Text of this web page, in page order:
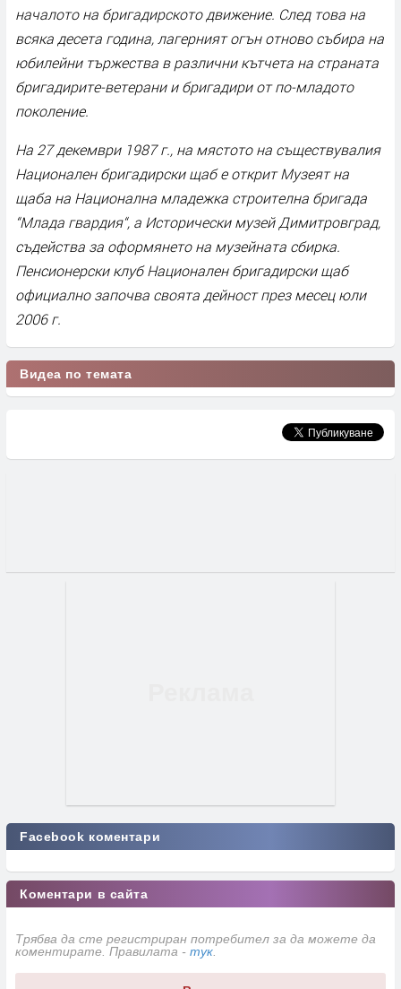
началото на бригадирското движение. След това на
всяка десета година, лагерният огън отново събира на
юбилейни тържества в различни кътчета на страната
бригадирите-ветерани и бригадири от по-младото
поколение.
На 27 декември 1987 г., на мястото на съществувалия
Национален бригадирски щаб е открит Музеят на
щаба на Национална младежка строителна бригада
“Млада гвардия“, а Исторически музей Димитровград,
съдейства за оформянето на музейната сбирка.
Пенсионерски клуб Национален бригадирски щаб
официално започва своята дейност през месец юли
2006 г.
Видеа по темата
Facebook коментари
Коментари в сайта
Трябва да сте регистриран потребител за да можете да
коментирате. Правилата - тук